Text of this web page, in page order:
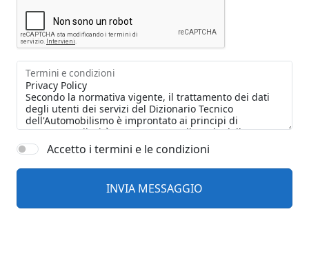
Termini e condizioni
Accetto i termini e le condizioni